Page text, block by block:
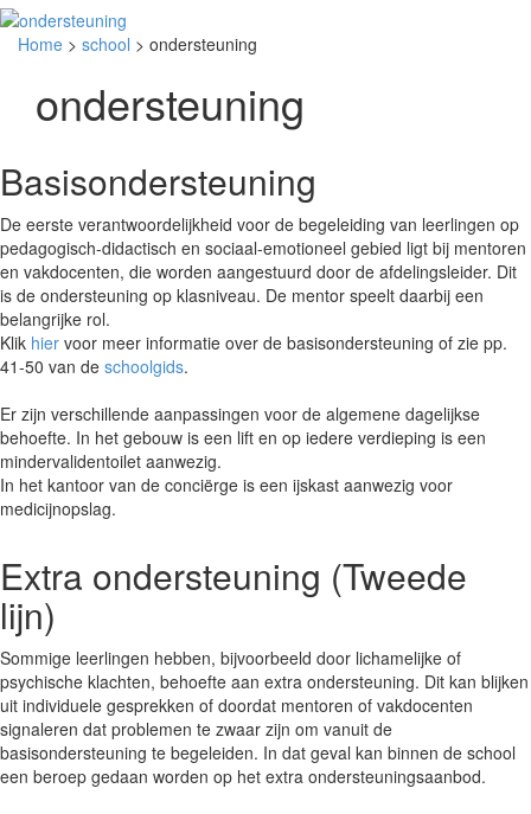
Home > school > ondersteuning
ondersteuning
Basisondersteuning
De eerste verantwoordelijkheid voor de begeleiding van leerlingen op
pedagogisch-didactisch en sociaal-emotioneel gebied ligt bij mentoren
en vakdocenten, die worden aangestuurd door de afdelingsleider. Dit
is de ondersteuning op klasniveau. De mentor speelt daarbij een
belangrijke rol.
Klik hier voor meer informatie over de basisondersteuning of zie pp.
41-50 van de schoolgids.
Er zijn verschillende aanpassingen voor de algemene dagelijkse
behoefte. In het gebouw is een lift en op iedere verdieping is een
mindervalidentoilet aanwezig.
In het kantoor van de conciërge is een ijskast aanwezig voor
medicijnopslag.
Extra ondersteuning (Tweede
lijn)
Sommige leerlingen hebben, bijvoorbeeld door lichamelijke of
psychische klachten, behoefte aan extra ondersteuning. Dit kan blijken
uit individuele gesprekken of doordat mentoren of vakdocenten
signaleren dat problemen te zwaar zijn om vanuit de
basisondersteuning te begeleiden. In dat geval kan binnen de school
een beroep gedaan worden op het extra ondersteuningsaanbod.